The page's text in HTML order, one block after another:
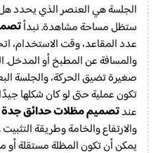
الجلسة هي العنصر الذي يحدد
ستظل مساحة مشاهدة. نبدأ
عدد المقاعد، وقت الاستخدام،
والمسافة عن المطبخ أو المدخل.
صغيرة تضيق الحركة، والجلسة
تكون عملية حتى لو كان شكلها
عندتصميم مظلات حدائق جدة
والارتفاع والخامة وطريقة
يمكن أن تكون المظلة مستقلة أو